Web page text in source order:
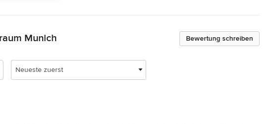
Bewertung schreiben
Munich
Neueste zuerst
Sternen